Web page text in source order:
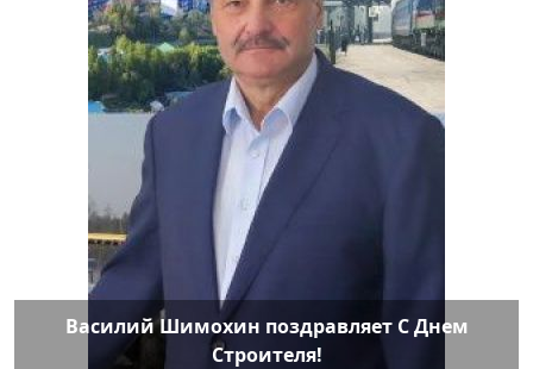
Василий Шимохин поздравляет С Днем
Строителя!